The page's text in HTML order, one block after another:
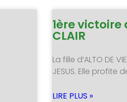
1ère victoire
CLAIR
La fille d’ALTO DE
JESUS. Elle profite
LIRE PLUS »